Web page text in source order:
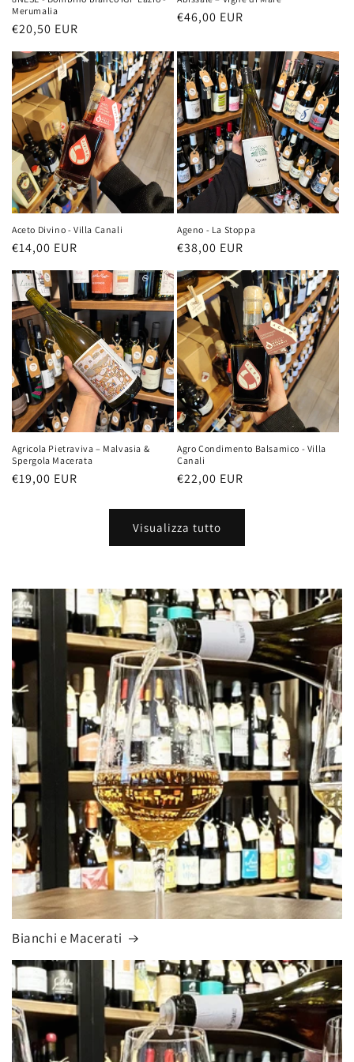
Merumalia
Prezzo
listino
€20,50 EUR
Prezzo
listino
€46,00 EUR
Aceto Divino - Villa Canali
Prezzo
listino
€14,00 EUR
Ageno - La Stoppa
Prezzo
listino
€38,00 EUR
Agricola Pietraviva – Malvasia &
Spergola Macerata
Prezzo
€19,00 EUR
Agro Condimento Balsamico - Villa
Canali
Prezzo
listino
€22,00 EUR
Visualizza tutto
Bianchi e Macerati